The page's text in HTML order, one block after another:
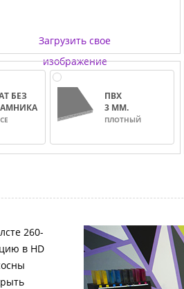
Загрузить свое
изображение
БЕЗ
ПВХ
3 ММ.
ПЛОТНЫЙ
260-
в HD